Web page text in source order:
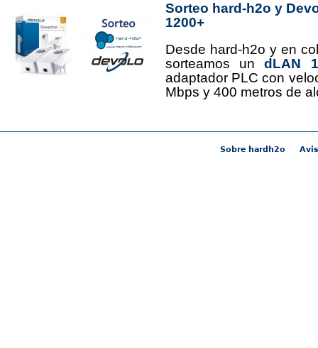
Sorteo hard-h2o y
1200+
Desde hard-h2o y en
sorteamos undLAN
adaptador PLC con
Mbps y 400 metros de
Sobre hardh2o